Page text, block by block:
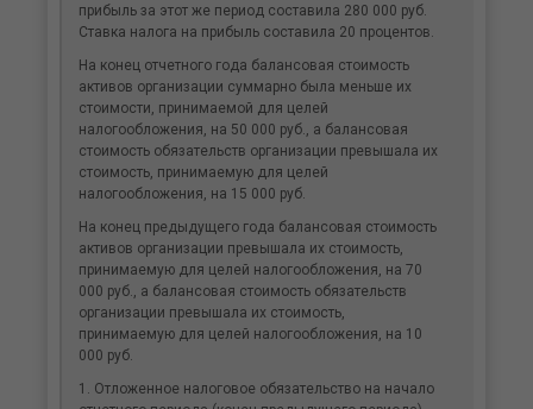
прибыль за этот же период составила 280 000 руб.
Ставка налога на прибыль составила 20 процентов.
На конец отчетного года балансовая стоимость
активов организации суммарно была меньше их
стоимости, принимаемой для целей
налогообложения, на 50 000 руб., а балансовая
стоимость обязательств организации превышала их
стоимость, принимаемую для целей
налогообложения, на 15 000 руб.
На конец предыдущего года балансовая стоимость
активов организации превышала их стоимость,
принимаемую для целей налогообложения, на 70
000 руб., а балансовая стоимость обязательств
организации превышала их стоимость,
принимаемую для целей налогообложения, на 10
000 руб.
1. Отложенное налоговое обязательство на начало